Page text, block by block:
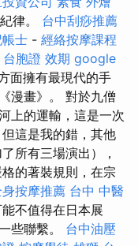
律。 台中刮痧推薦
士 - 經絡按摩課程
台胞證 效期 google
面擁有最現代的手
漫畫》。 對於九僧
上的運輸，這是一次
這是我的錯，其他
所有三場演出），
的著裝規則，在宗
按摩推薦 台中 中醫
不值得在日本展
些聯繫。 台中油壓